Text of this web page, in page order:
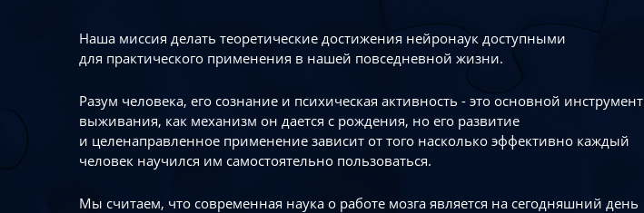
Наша миссия делать теоретические достижения нейронаук доступными
для практического применения в нашей повседневной жизни.
Разум человека, его сознание и психическая активность - это основной инструмент
выживания, как механизм он дается с рождения, но его развитие
и целенаправленное применение зависит от того насколько эффективно каждый
человек научился им самостоятельно пользоваться.
Мы считаем, что современная наука о работе мозга является на сегодняшний день